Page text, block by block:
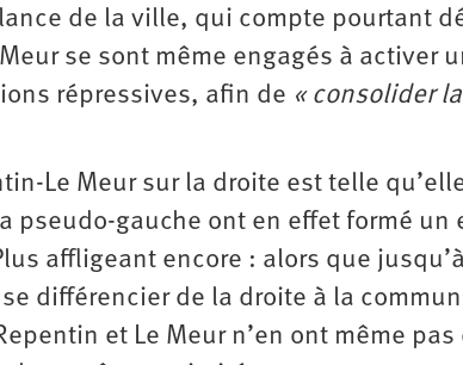
de la ville, qui compte pourtant
se sont même engagés à activer
répressives, afin de « consolider
Le Meur sur la droite est telle
pseudo-gauche ont en effet formé un
affligeant encore : alors que
différencier de la droite à la
et Le Meur n’en ont même